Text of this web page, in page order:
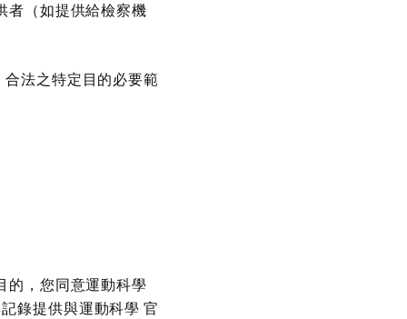
者（如提供給檢察機
法之特定目的必要範
的，您同意運動科學
錄提供與運動科學 官